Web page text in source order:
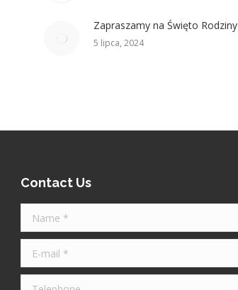
Zapraszamy na Święto Rodziny
5 lipca, 2024
Contact Us
Name *
E-mail *
Telephone